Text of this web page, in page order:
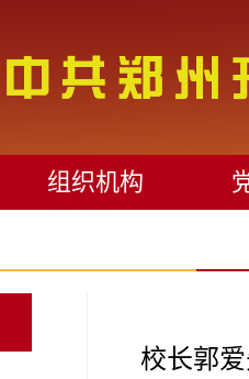
组织机构
校长郭